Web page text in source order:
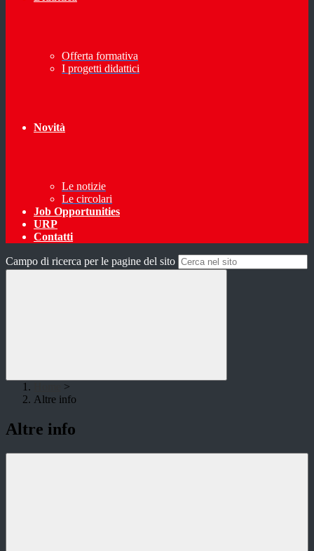
Offerta formativa
I progetti didattici
Novità
Le notizie
Le circolari
Job Opportunities
URP
Contatti
Campo di ricerca per le pagine del sito
>
Altre info
Altre info